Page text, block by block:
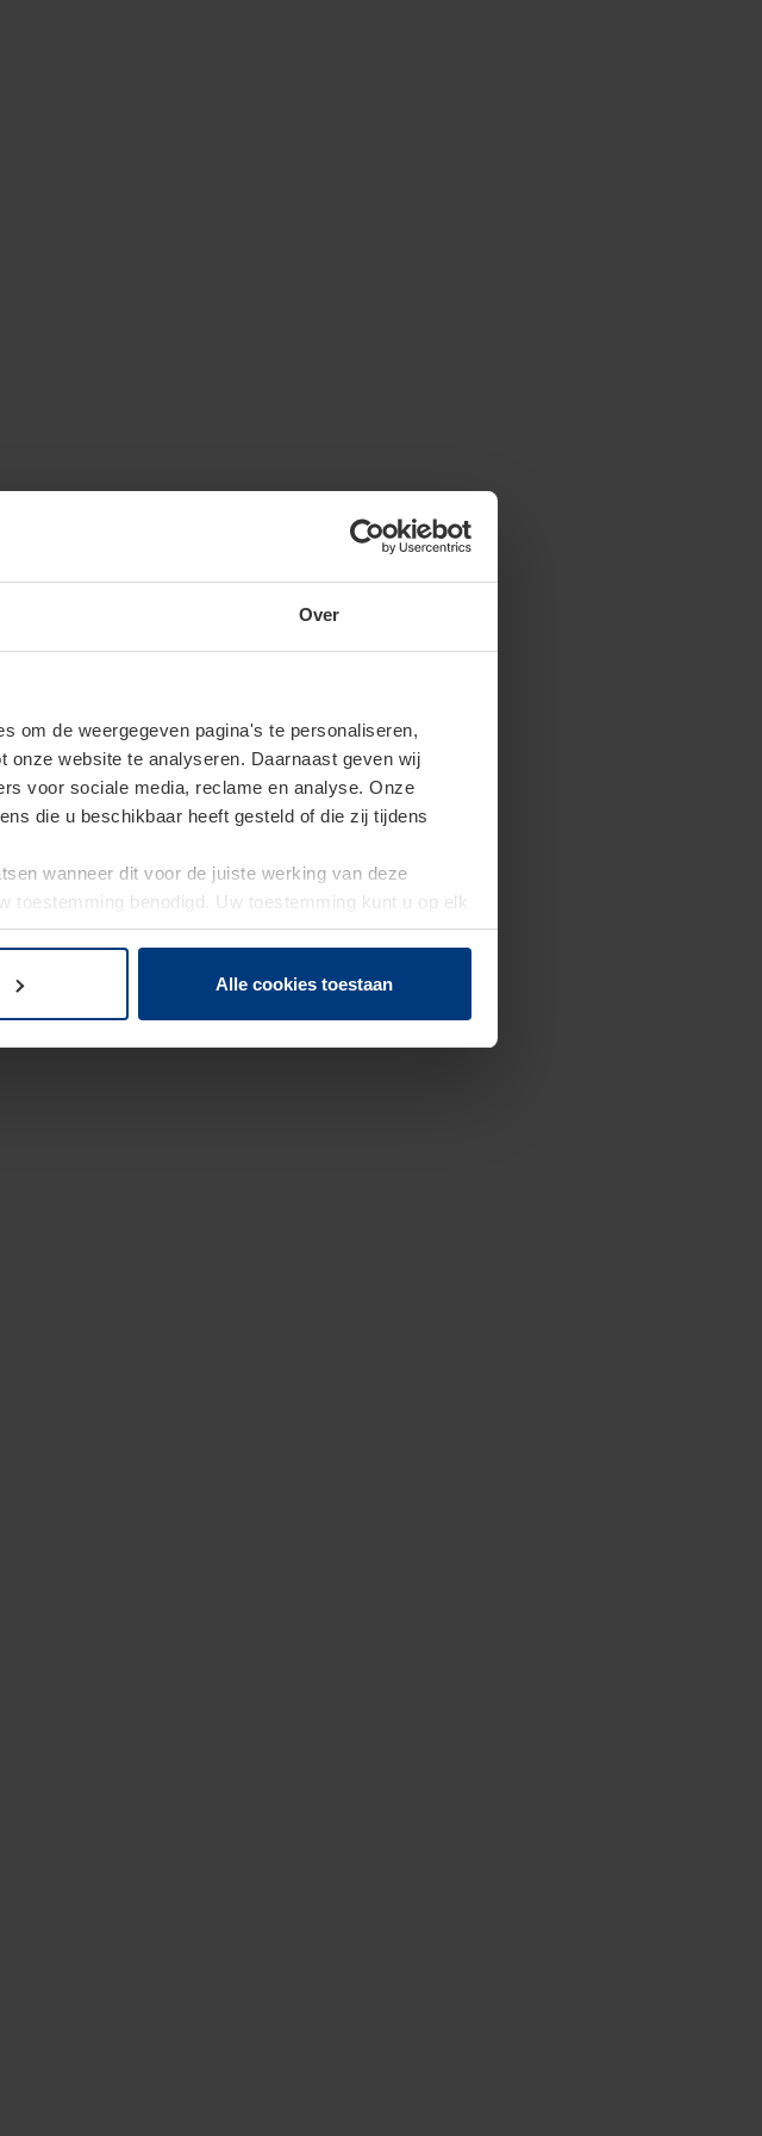
Over
om de weergegeven pagina's te personaliseren,
onze website te analyseren. Daarnaast geven wij
voor sociale media, reclame en analyse. Onze
die u beschikbaar heeft gesteld of die zij tijdens
wanneer dit voor de juiste werking van deze
toestemming benodigd. Uw toestemming kunt u op elk
onze website wijzigen of herroepen.
Alle cookies toestaan